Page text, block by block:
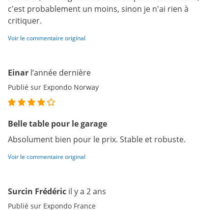
c'est probablement un moins, sinon je n'ai rien à
critiquer.
Voir le commentaire original
Einar l’année dernière
Publié sur Expondo Norway
Belle table pour le garage
Absolument bien pour le prix. Stable et robuste.
Voir le commentaire original
Surcin Frédéric il y a 2 ans
Publié sur Expondo France